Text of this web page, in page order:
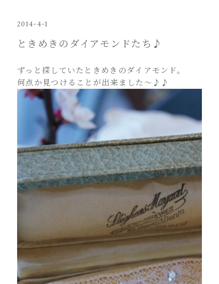
2014-4-1
ときめきのダイアモンドたち♪
ずっと探していたときめきのダイアモンド。
何点か見つけることが出来ました～♪♪